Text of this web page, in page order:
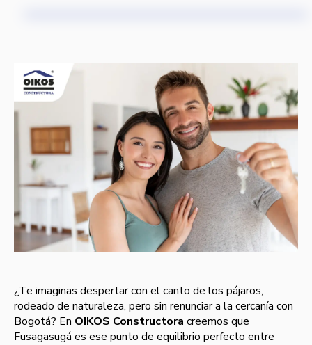
¿Te imaginas despertar con el canto de los pájaros,
rodeado de naturaleza, pero sin renunciar a la cercanía con
Bogotá? En OIKOS Constructora creemos que
Fusagasugá es ese punto de equilibrio perfecto entre